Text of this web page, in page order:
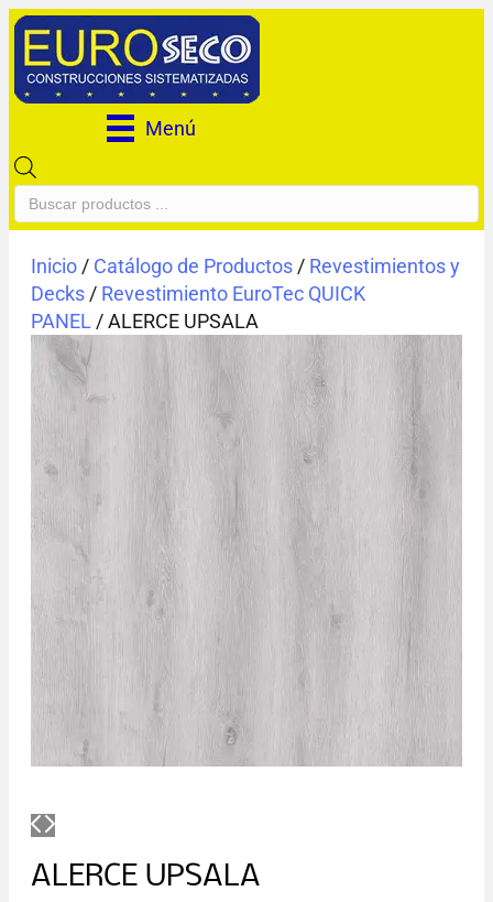
Menú
de
productos
Inicio / Catálogo de Productos / Revestimientos y
Decks / Revestimiento EuroTec QUICK
PANEL / ALERCE UPSALA
ALERCE UPSALA